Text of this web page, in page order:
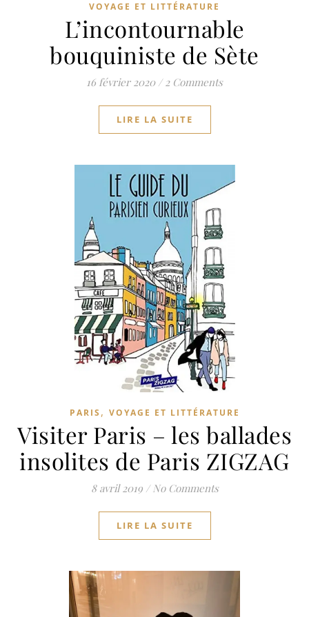
VOYAGE ET LITTÉRATURE
L’incontournable
bouquiniste de Sète
16 février 2020 / 2 Comments
LIRE LA SUITE
PARIS , VOYAGE ET LITTÉRATURE
Visiter Paris – les ballades
insolites de Paris ZIGZAG
8 avril 2019 / No Comments
LIRE LA SUITE